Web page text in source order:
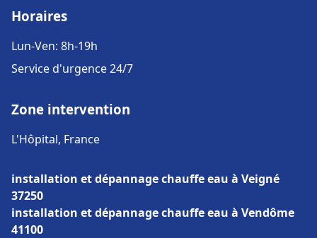
Horaires
Lun-Ven: 8h-19h
Service d'urgence 24/7
Zone intervention
L'Hôpital, France
installation et dépannage chauffe eau à Veigné
37250
installation et dépannage chauffe eau à Vendôme
41100